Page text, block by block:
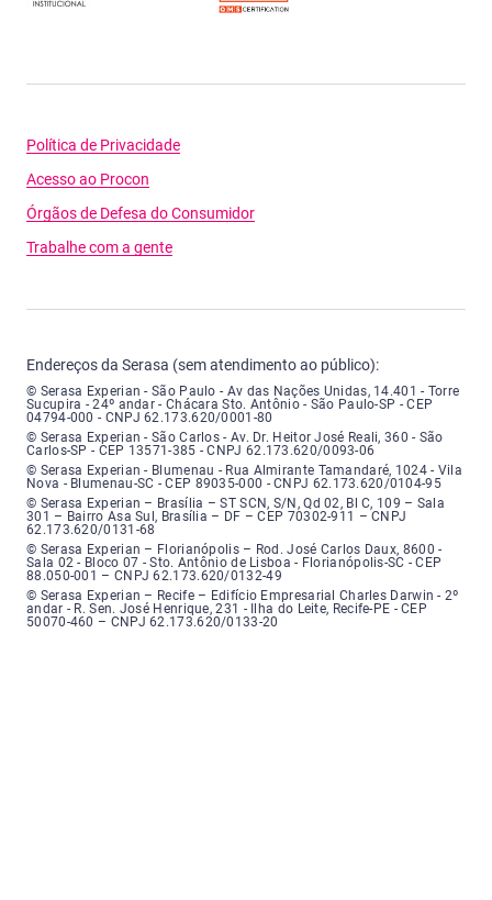
Política de Privacidade
Acesso ao Procon
Órgãos de Defesa do Consumidor
Trabalhe com a gente
Endereços da Serasa (sem atendimento ao público):
Serasa Experian - São Paulo - Endereço: Avenida das Nações Unidas,
© Serasa Experian - São Paulo - Av das Nações Unidas, 14.401 - Torre
Sucupira - 24º andar - Chácara Sto. Antônio - São Paulo-SP - CEP
04794-000 - CNPJ 62.173.620/0001-80
Serasa Experian - São Carlos - Endereço: Avenida Doutor Heitor José
© Serasa Experian - São Carlos - Av. Dr. Heitor José Reali, 360 - São
Carlos-SP - CEP 13571-385 - CNPJ 62.173.620/0093-06
Serasa Experian - Blumenau - Endereço: Rua Almirante Tamandaré,
© Serasa Experian - Blumenau - Rua Almirante Tamandaré, 1024 - Vila
Nova - Blumenau-SC - CEP 89035-000 - CNPJ 62.173.620/0104-95
Serasa Experian - Brasília, Endereço: Setor Comercial Norte, sem
© Serasa Experian – Brasília – ST SCN, S/N, Qd 02, Bl C, 109 – Sala
301 – Bairro Asa Sul, Brasília – DF – CEP 70302-911 – CNPJ
62.173.620/0131-68
Serasa Experian - Florianópolis, Endereço: Rodovia José Carlos, número
© Serasa Experian – Florianópolis – Rod. José Carlos Daux, 8600 -
Sala 02 - Bloco 07 - Sto. Antônio de Lisboa - Florianópolis-SC - CEP
88.050-001 – CNPJ 62.173.620/0132-49
Serasa Experian - Recife, Endereço: Edifício Empresarial Charles Darwin,
© Serasa Experian – Recife – Edifício Empresarial Charles Darwin - 2º
andar - R. Sen. José Henrique, 231 - Ilha do Leite, Recife-PE - CEP
50070-460 – CNPJ 62.173.620/0133-20